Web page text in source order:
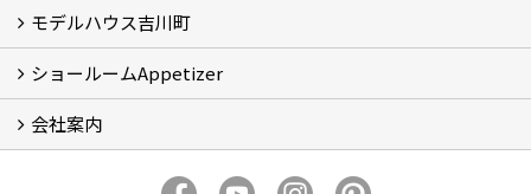
お客様の声
モデルハウス吉川町
吉川町モデルハウス
ショールームAppetizer
Appetizer(ショールーム)
Appetizer(レンタルスペース)
会社案内
社長 河合智之の想い
求人情報 Recruit